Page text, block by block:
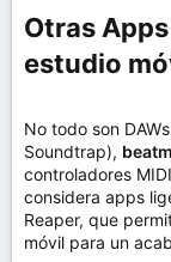
Otras
estudio
No todo son
Soundtrap),
controladores
considera apps
Reaper, que
móvil para un